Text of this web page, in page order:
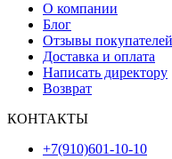
О компании
Блог
Отзывы покупателей
Доставка и оплата
Написать директору
Возврат
КОНТАКТЫ
+7(910)601-10-10